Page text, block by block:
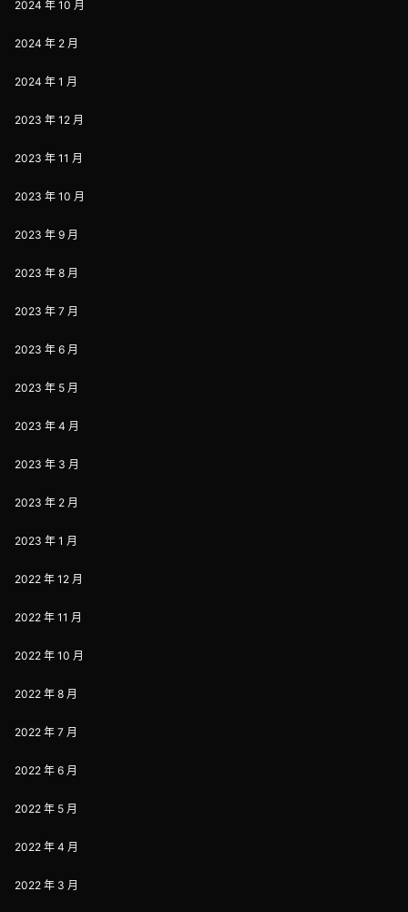
2024 年 10 月
2024 年 2 月
2024 年 1 月
2023 年 12 月
2023 年 11 月
2023 年 10 月
2023 年 9 月
2023 年 8 月
2023 年 7 月
2023 年 6 月
2023 年 5 月
2023 年 4 月
2023 年 3 月
2023 年 2 月
2023 年 1 月
2022 年 12 月
2022 年 11 月
2022 年 10 月
2022 年 8 月
2022 年 7 月
2022 年 6 月
2022 年 5 月
2022 年 4 月
2022 年 3 月